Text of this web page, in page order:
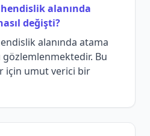
alanında
değişti?
alanında atama
gözlemlenmektedir. Bu
için umut verici bir